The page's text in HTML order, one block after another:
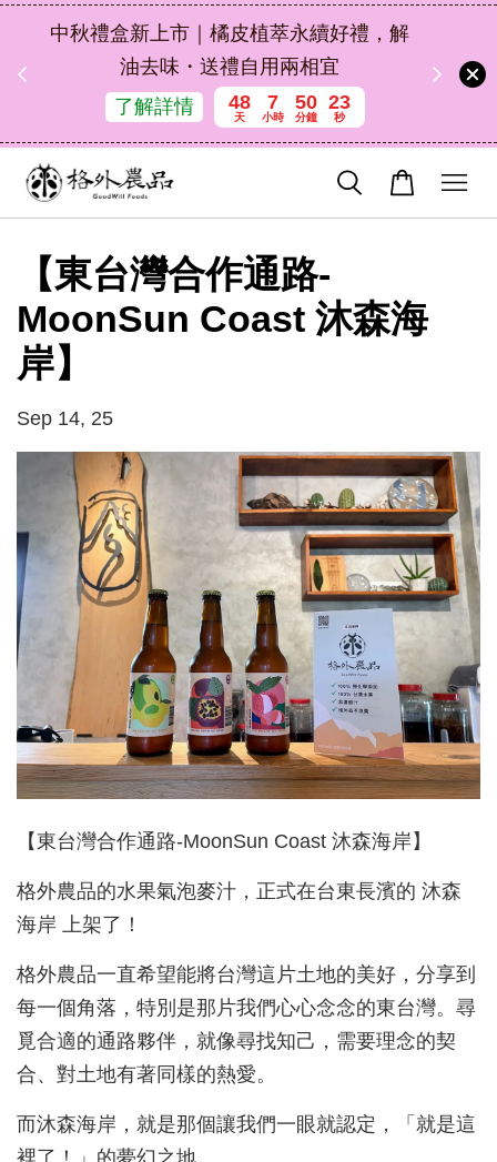
中秋禮盒新上市｜橘皮植萃永續好禮，解
油去味・送禮自用兩相宜
了解詳情
48
天
7
小時
50
分鐘
23
秒
【東台灣合作通路-
MoonSun Coast 沐森海
岸】
Sep 14, 25
【東台灣合作通路-MoonSun Coast 沐森海岸】
格外農品的水果氣泡麥汁，正式在台東長濱的 沐森
海岸 上架了！
格外農品一直希望能將台灣這片土地的美好，分享到
每一個角落，特別是那片我們心心念念的東台灣。尋
覓合適的通路夥伴，就像尋找知己，需要理念的契
合、對土地有著同樣的熱愛。
而沐森海岸，就是那個讓我們一眼就認定，「就是這
裡了！」的夢幻之地。